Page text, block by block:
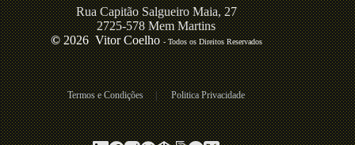
Rua Capitão Salgueiro Maia, 27
2725-578 Mem Martins
©2026 Vitor Coelho- Todos os Direitos Reservados
Termos e Condições|Politica Privacidade